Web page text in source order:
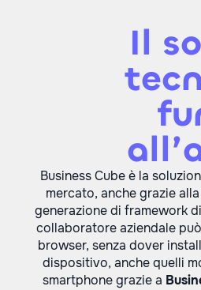
Il
Business Cube è la
mercato, anche grazie
generazione di framework
collaboratore aziendale
browser, senza dover
dispositivo, anche quelli
smartphone grazie a